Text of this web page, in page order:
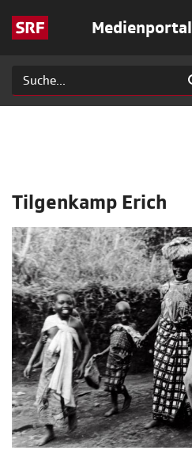
Medienportal
Tilgenkamp Erich